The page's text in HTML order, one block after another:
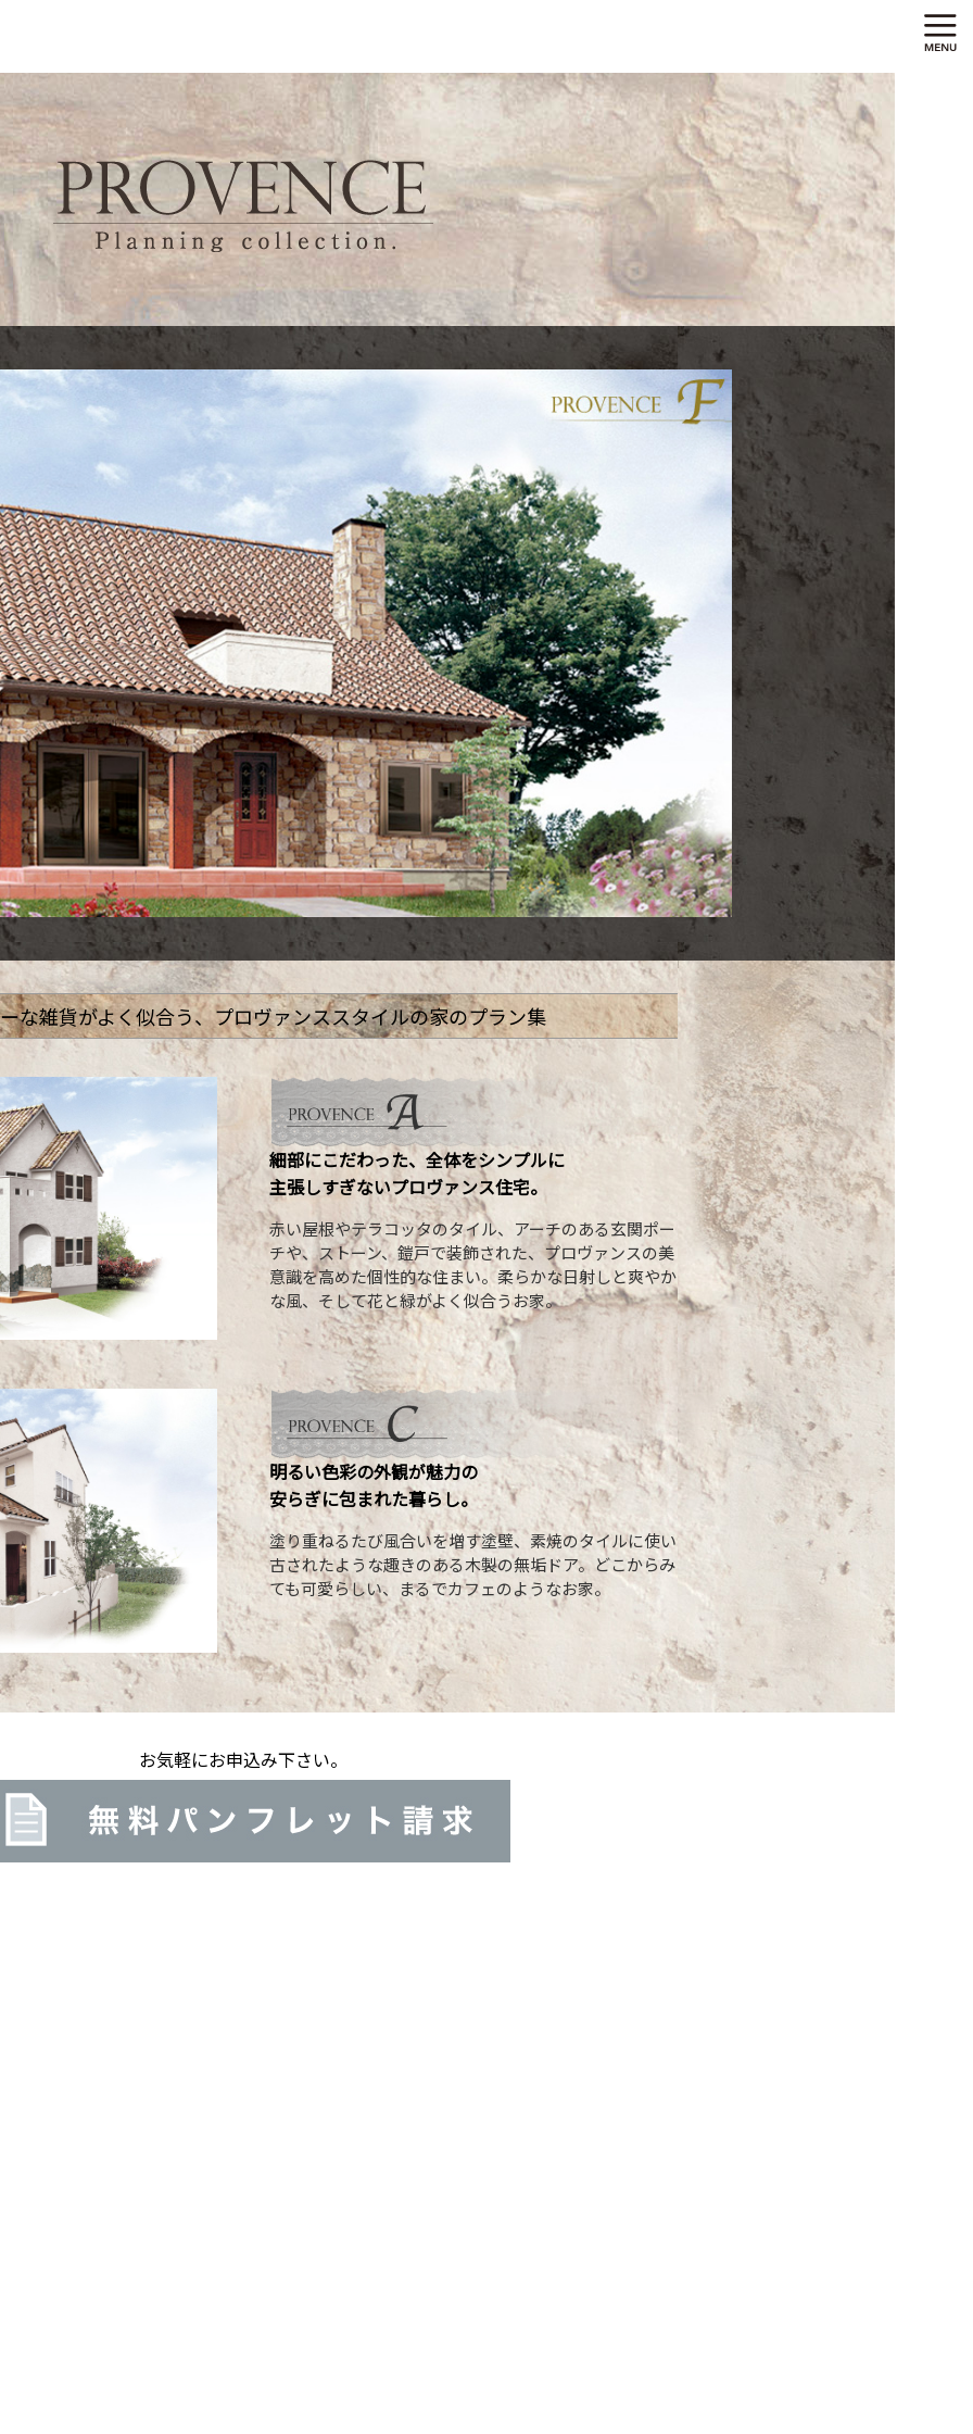
な雑貨がよく似合う、プロヴァンススタイルの家のプラン集
細部にこだわった、全体をシンプルに
主張しすぎないプロヴァンス住宅。
赤い屋根やテラコッタのタイル、アーチのある玄関ポー
チや、ストーン、鎧戸で装飾された、プロヴァンスの美
意識を高めた個性的な住まい。柔らかな日射しと爽やか
な風、そして花と緑がよく似合うお家。
明るい色彩の外観が魅力の
安らぎに包まれた暮らし。
塗り重ねるたび風合いを増す塗壁、素焼のタイルに使い
古されたような趣きのある木製の無垢ドア。どこからみ
ても可愛らしい、まるでカフェのようなお家。
お気軽にお申込み下さい。